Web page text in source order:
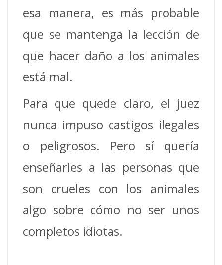
esa manera, es más probable
que se mantenga la lección de
que hacer daño a los animales
está mal.
Para que quede claro, el juez
nunca impuso castigos ilegales
o peligrosos. Pero sí quería
enseñarles a las personas que
son crueles con los animales
algo sobre cómo no ser unos
completos idiotas.